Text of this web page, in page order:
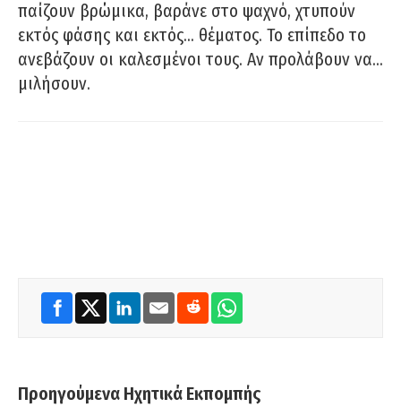
παίζουν βρώμικα, βαράνε στο ψαχνό, χτυπούν
εκτός φάσης και εκτός… θέματος. Το επίπεδο το
ανεβάζουν οι καλεσμένοι τους. Αν προλάβουν να…
μιλήσουν.
Προηγούμενα Ηχητικά Εκπομπής